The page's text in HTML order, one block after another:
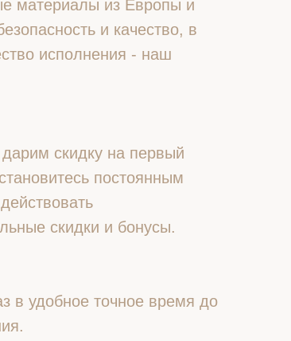
материалы из Европы и
и качество, в
исполнения - наш
скидку на первый
постоянным
скидки и бонусы.
в удобное точное время до